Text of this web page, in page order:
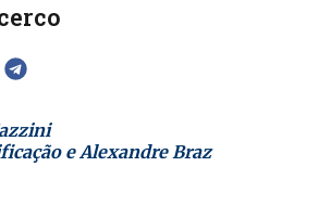
e Alexandre Braz